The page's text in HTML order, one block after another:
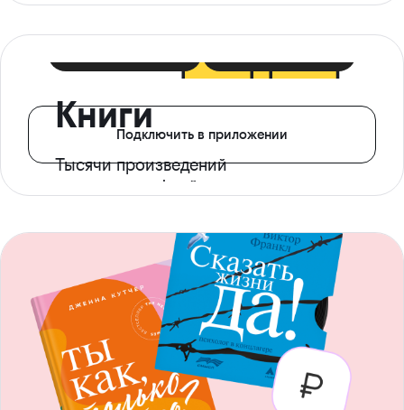
Книги
Тысячи произведений
с доступом офлайн
Подключить в приложении